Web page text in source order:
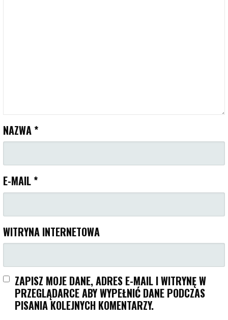
NAZWA *
E-MAIL *
WITRYNA INTERNETOWA
ZAPISZ MOJE DANE, ADRES E-MAIL I WITRYNĘ W
PRZEGLĄDARCE ABY WYPEŁNIĆ DANE PODCZAS
PISANIA KOLEJNYCH KOMENTARZY.